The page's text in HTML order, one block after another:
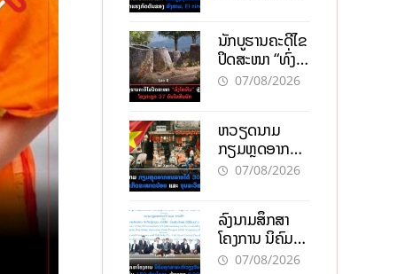
ສົງຄາມ, El
nino
ນັກບູຮານຄະດີໄຂ
ປິດສະໜາ “ທົ່ງ
ໄຫຫີນ” ຫຼັງພົບ
07/08/2026
ຫວຽດນາມ
ກຽມຫຼຸດອາກອນ
ລາຍໄດ້ 30%
ແລະ ຈຸນລະ
ວິສາຫະກິດ
07/08/2026
ລົງນາມສຶກສາ
ໂຄງການ ນິຄົມ
ອຸດສາຫະກຳ
07/08/2026